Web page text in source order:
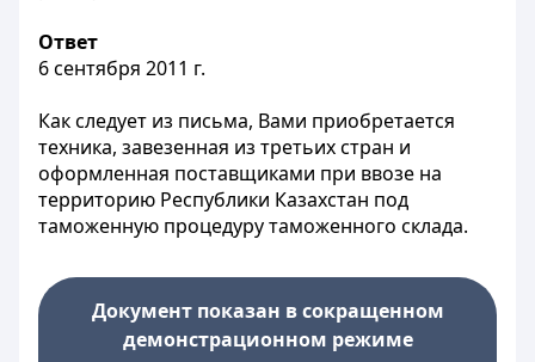
Ответ
6 сентября 2011 г.
Как следует из письма, Вами приобретается
техника, завезенная из третьих стран и
оформленная поставщиками при ввозе на
территорию Республики Казахстан под
таможенную процедуру таможенного склада.
Документ показан в сокращенном
демонстрационном режиме